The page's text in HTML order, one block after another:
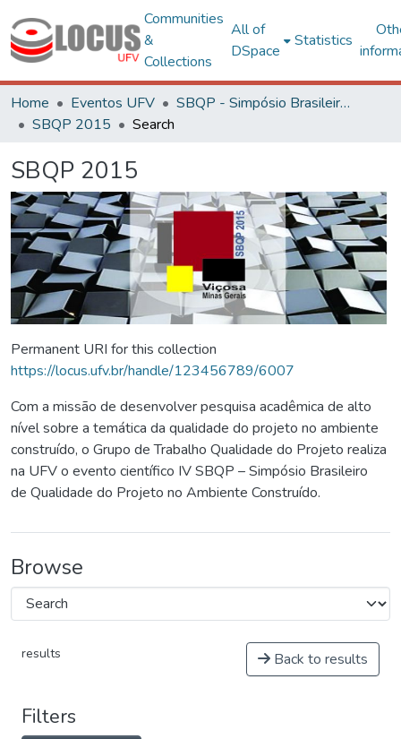
Communities
&
Collections
All of
DSpace
Statistics
Home Eventos UFV
SBQP - Simpósio Brasileiro de Qualidade do Projeto no Ambiente Construído
SBQP 2015
Search
SBQP 2015
Permanent URI for this collection
https://locus.ufv.br/handle/123456789/6007
Com a missão de desenvolver pesquisa acadêmica de alto
nível sobre a temática da qualidade do projeto no ambiente
construído, o Grupo de Trabalho Qualidade do Projeto realiza
na UFV o evento científico IV SBQP – Simpósio Brasileiro
de Qualidade do Projeto no Ambiente Construído.
Browse
results Back to results
Filters